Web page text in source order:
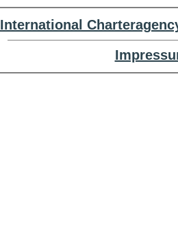
International